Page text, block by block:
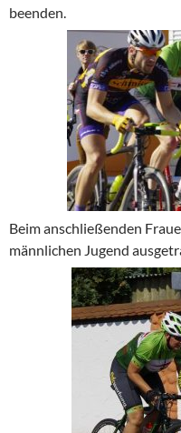
beenden.
Beim anschließenden
männlichen Jugend